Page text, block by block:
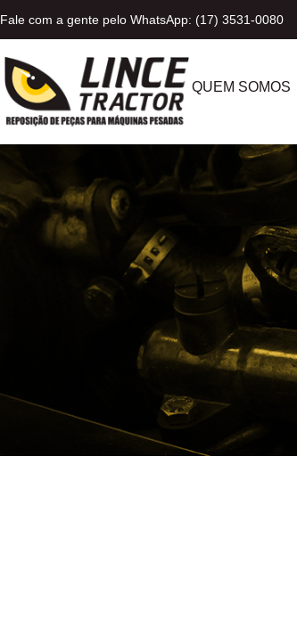
Fale com a gente pelo WhatsApp: (17) 3531-0080
QUEM SOMOS